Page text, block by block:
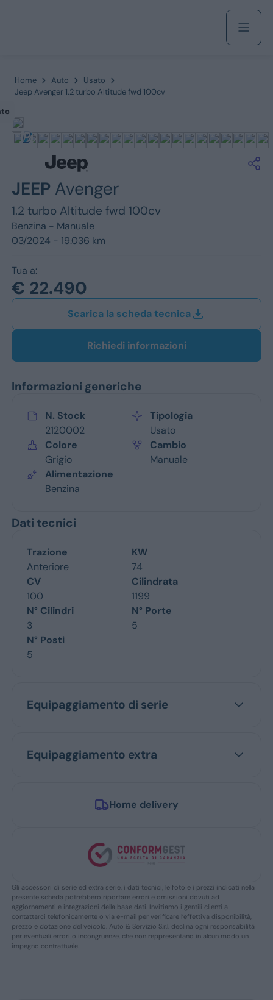
Marchi
Alfa Romeo
Dacia
Renault
Opel
Vedi tutti i marchi
Home Auto
Usato
Jeep Avenger 1.2 turbo Altitude fwd 100cv
JEEP Avenger
1.2 turbo Altitude fwd 100cv
Benzina - Manuale
03/2024 - 19.036 km
Tua a:
€ 22.490
Scarica la scheda tecnica
Richiedi informazioni
Informazioni generiche
N. Stock
2120002
Tipologia
Usato
Colore
Grigio
Cambio
Manuale
Alimentazione
Benzina
Dati tecnici
Trazione
Anteriore
KW
74
CV
100
Cilindrata
1199
N° Cilindri
3
N° Porte
5
N° Posti
5
Equipaggiamento di serie
Equipaggiamento extra
Home delivery
Gli accessori di serie ed extra serie, i dati tecnici, le foto e i prezzi indicati nella
presente scheda potrebbero riportare errori e omissioni dovuti ad
aggiornamenti e integrazioni della base dati. Invitiamo i gentili clienti a
contattarci telefonicamente o via e-mail per verificare l’effettiva disponibilità,
prezzo e dotazione del veicolo. Auto & Servizio S.r.l. declina ogni responsabilità
per eventuali errori o incongruenze, che non reppresentano in alcun modo un
impegno contrattuale.